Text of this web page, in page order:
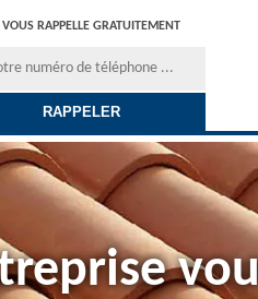
RAPPELLE GRATUITEMENT